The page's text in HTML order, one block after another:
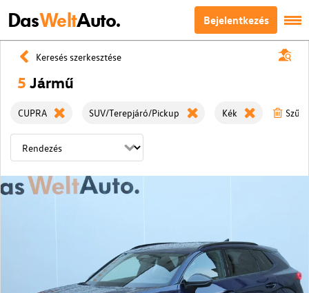
DasWeltAuto. Bejelentkezés
Keresés szerkesztése
5 Jármű
CUPRA SUV/Terepjáró/Pickup Kék